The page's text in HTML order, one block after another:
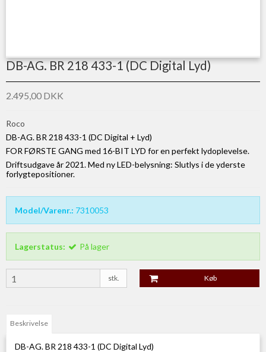
DB-AG. BR 218 433-1 (DC Digital Lyd)
2.495,00 DKK
Roco
DB-AG. BR 218 433-1 (DC Digital + Lyd)
FOR FØRSTE GANG med 16-BIT LYD for en perfekt lydoplevelse.
Driftsudgave år 2021. Med ny LED-belysning: Slutlys i de yderste
forlygtepositioner.
Model/Varenr.: 7310053
Lagerstatus: På lager
stk. Køb
Beskrivelse
DB-AG. BR 218 433-1 (DC Digital Lyd)